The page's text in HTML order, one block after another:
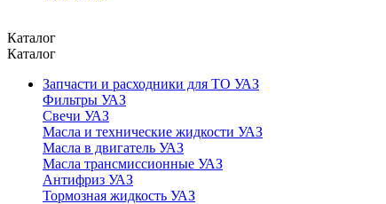
Каталог
Каталог
Запчасти и расходники для ТО УАЗ
Фильтры УАЗ
Свечи УАЗ
Масла и технические жидкости УАЗ
Масла в двигатель УАЗ
Масла трансмиссионные УАЗ
Антифриз УАЗ
Тормозная жидкость УАЗ